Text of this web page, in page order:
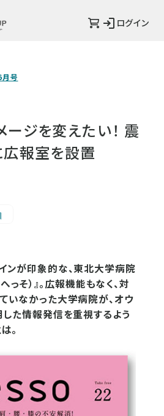
ログイン
号
ジを変えたい！ 震
広報室を設置
ンが印象的な、東北大学病院
っそ）』。広報機能もなく、対
いなかった大学病院が、オウ
した情報発信を重視するよう
。